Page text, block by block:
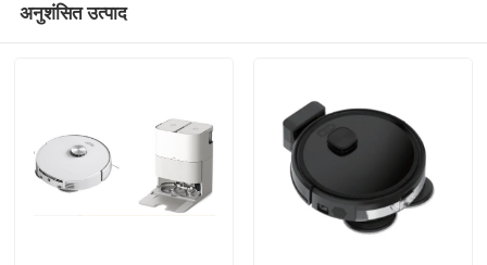
अनुशंसित उत्पाद